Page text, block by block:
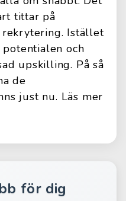
tittar på
rekrytering. Istället
och
upskilling. På så
de
just nu. Läs mer
för dig